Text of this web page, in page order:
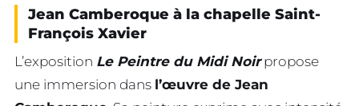
Jean Camberoque à la chapelle Saint-
François Xavier
L’exposition Le Peintre du Midi Noirpropose
une immersion dans l’œuvre de Jean